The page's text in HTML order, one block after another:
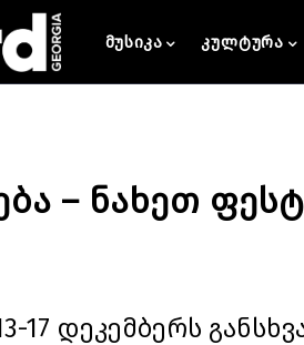
მუსიკა კულტურა
– ნახეთ
17 დეკემბერს